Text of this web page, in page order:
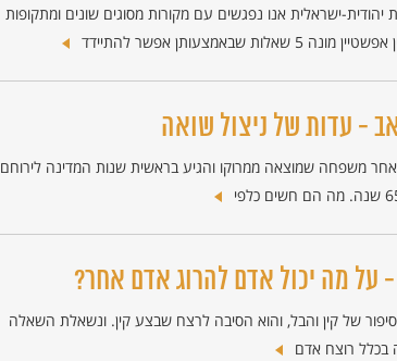
יהודית-ישראלית אנו נפגשים עם מקורות מסוגים שונים ומתקופות
שבאמצעותן אפשר להתיידד
- עדות של ניצול שואה
משפחה שמוצאה ממרוקו והגיע בראשית שנות המדינה לירוחם
- על מה יכול אדם להרוג אדם אחר?
של קין והבל, והוא הסיבה לרצח שבצע קין. ונשאלת השאלה
בכלל רוצח אדם